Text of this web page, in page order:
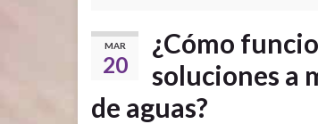
MAR
20
¿Cómo
soluciones a
de aguas?